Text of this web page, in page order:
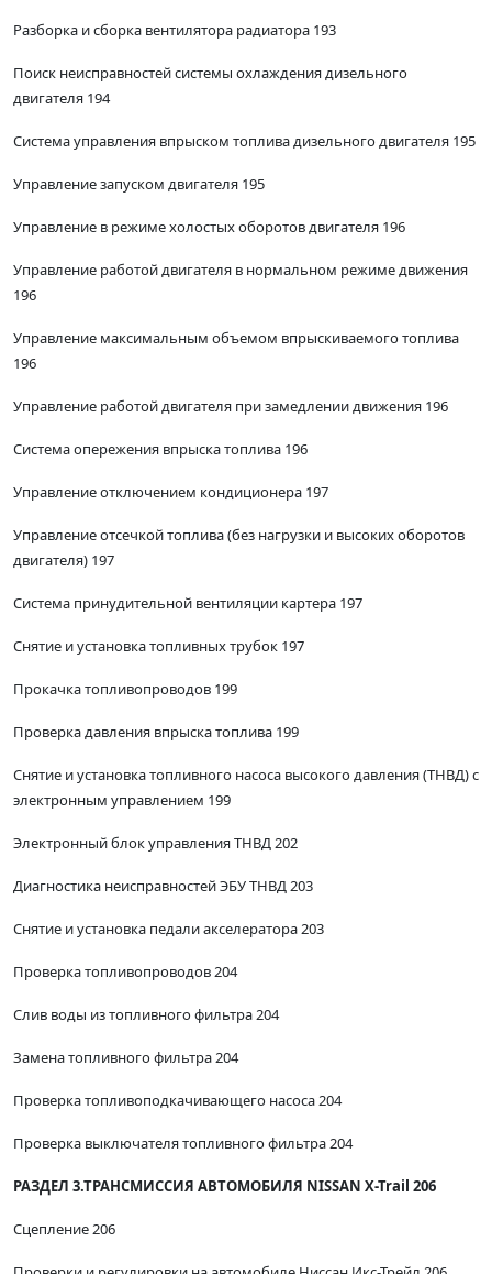
Разборка и сборка вентилятора радиатора 193
Поиск неисправностей системы охлаждения дизельного
двигателя 194
Система управления впрыском топлива дизельного двигателя 195
Управление запуском двигателя 195
Управление в режиме холостых оборотов двигателя 196
Управление работой двигателя в нормальном режиме движения
196
Управление максимальным объемом впрыскиваемого топлива
196
Управление работой двигателя при замедлении движения 196
Система опережения впрыска топлива 196
Управление отключением кондиционера 197
Управление отсечкой топлива (без нагрузки и высоких оборотов
двигателя) 197
Система принудительной вентиляции картера 197
Снятие и установка топливных трубок 197
Прокачка топливопроводов 199
Проверка давления впрыска топлива 199
Снятие и установка топливного насоса высокого давления (ТНВД) с
электронным управлением 199
Электронный блок управления ТНВД 202
Диагностика неисправностей ЭБУ ТНВД 203
Снятие и установка педали акселератора 203
Проверка топливопроводов 204
Слив воды из топливного фильтра 204
Замена топливного фильтра 204
Проверка топливоподкачивающего насоса 204
Проверка выключателя топливного фильтра 204
РАЗДЕЛ 3.ТРАНСМИССИЯ АВТОМОБИЛЯ NISSAN X-Trail 206
Сцепление 206